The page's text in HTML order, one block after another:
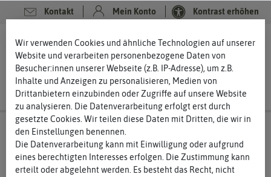
Kontakt Mein Konto Kontrast erhöhen
0 0
Wir verwenden Cookies und ähnliche Technologien auf unserer
Website und verarbeiten personenbezogene Daten von
Besucher:innen unserer Webseite (z.B. IP-Adresse), um z.B.
Inhalte und Anzeigen zu personalisieren, Medien von
Drittanbietern einzubinden oder Zugriffe auf unsere Website
zu analysieren. Die Datenverarbeitung erfolgt erst durch
gesetzte Cookies. Wir teilen diese Daten mit Dritten, die wir in
den Einstellungen benennen.
Die Datenverarbeitung kann mit Einwilligung oder aufgrund
eines berechtigten Interesses erfolgen. Die Zustimmung kann
erteilt oder abgelehnt werden. Es besteht das Recht, nicht